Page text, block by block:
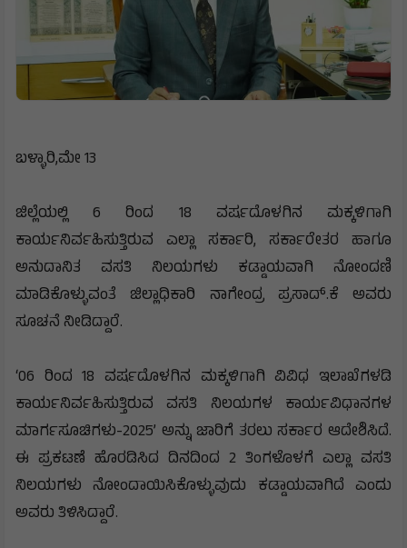
ಬಳ್ಳಾರಿ,ಮೇ 13
ಜಿಲ್ಲೆಯಲ್ಲಿ 6 ರಿಂದ 18 ವರ್ಷದೊಳಗಿನ ಮಕ್ಕಳಿಗಾಗಿ
ಕಾರ್ಯನಿರ್ವಹಿಸುತ್ತಿರುವ ಎಲ್ಲಾ ಸರ್ಕಾರಿ, ಸರ್ಕಾರೇತರ ಹಾಗೂ
ಅನುದಾನಿತ ವಸತಿ ನಿಲಯಗಳು ಕಡ್ಡಾಯವಾಗಿ ನೋಂದಣಿ
ಮಾಡಿಕೊಳ್ಳುವಂತೆ ಜಿಲ್ಲಾಧಿಕಾರಿ ನಾಗೇಂದ್ರ ಪ್ರಸಾದ್.ಕೆ ಅವರು
ಸೂಚನೆ ನೀಡಿದ್ದಾರೆ.
‘06 ರಿಂದ 18 ವರ್ಷದೊಳಗಿನ ಮಕ್ಕಳಿಗಾಗಿ ವಿವಿಧ ಇಲಾಖೆಗಳಡಿ
ಕಾರ್ಯನಿರ್ವಹಿಸುತ್ತಿರುವ ವಸತಿ ನಿಲಯಗಳ ಕಾರ್ಯವಿಧಾನಗಳ
ಮಾರ್ಗಸೂಚಿಗಳು-2025’ ಅನ್ನು ಜಾರಿಗೆ ತರಲು ಸರ್ಕಾರ ಆದೇಶಿಸಿದೆ.
ಈ ಪ್ರಕಟಣೆ ಹೊರಡಿಸಿದ ದಿನದಿಂದ 2 ತಿಂಗಳೊಳಗೆ ಎಲ್ಲಾ ವಸತಿ
ನಿಲಯಗಳು ನೋಂದಾಯಿಸಿಕೊಳ್ಳುವುದು ಕಡ್ಡಾಯವಾಗಿದೆ ಎಂದು
ಅವರು ತಿಳಿಸಿದ್ದಾರೆ.